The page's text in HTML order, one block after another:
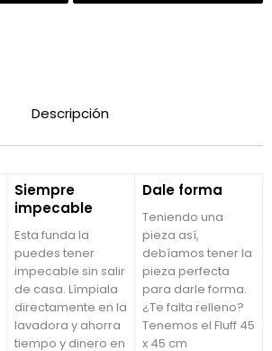
Descripción
Siempre
impecable
Esta funda la
puedes tener
impecable sin salir
de casa. Límpiala
directamente en la
lavadora y ahorra
tiempo y dinero en
Dale forma
Teniendo una
pieza así,
debíamos tener la
pieza perfecta
para darle forma.
¿Te falta relleno?
Tenemos el Fluff 45
x 45 cm